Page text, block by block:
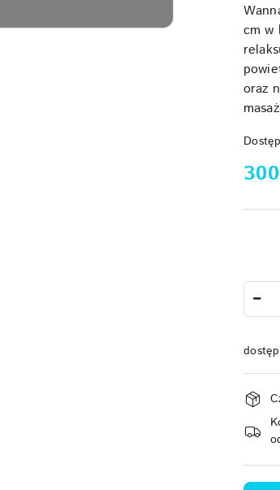
cm w
oraz
i